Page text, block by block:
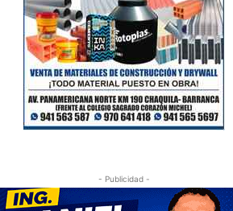
- Publicidad -